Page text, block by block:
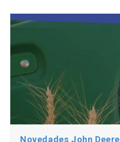
Novedades John Deere